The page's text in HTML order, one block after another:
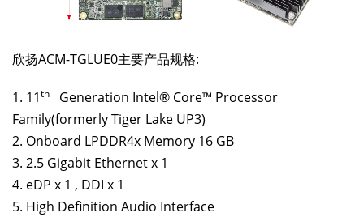
欣扬ACM-TGLUE0主要产品规格:
1. 11th
Generation Intel® Core™ Processor
Family(formerly Tiger Lake UP3)
2. Onboard LPDDR4x Memory 16 GB
3. 2.5 Gigabit Ethernet x 1
4. eDP x 1 , DDI x 1
5. High Definition Audio Interface